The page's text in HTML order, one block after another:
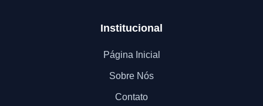
Institucional
Página Inicial
Sobre Nós
Contato